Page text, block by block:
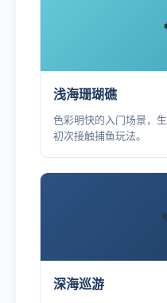
浅海珊瑚礁
色彩明快的入门场景，
初次接触捕鱼玩法。
深海巡游